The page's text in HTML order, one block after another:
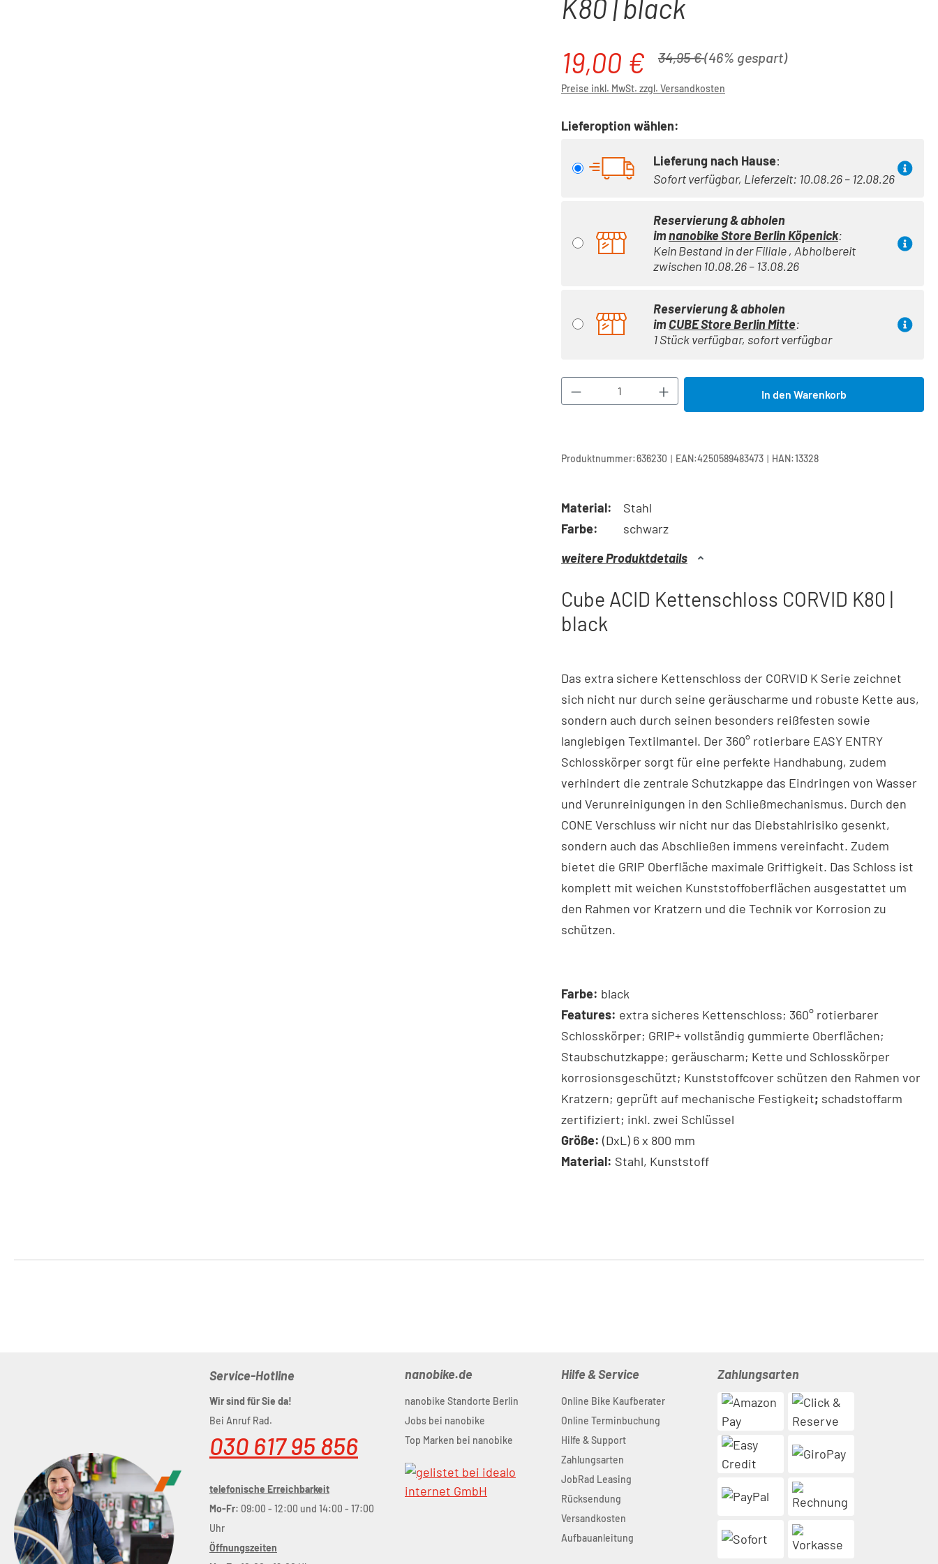
K80 | black
Verkaufspreis:
19,00 € Regulärer Preis:
34,95 €(46% gespart)
Preise inkl. MwSt. zzgl. Versandkosten
Lieferoption wählen:
Lieferung nach Hause:
Sofort verfügbar, Lieferzeit: 10.08.26 – 12.08.26
Reservierung & abholen
imnanobike Store Berlin Köpenick:
Kein Bestand in der Filiale , Abholbereit
zwischen 10.08.26 – 13.08.26
Reservierung & abholen
imCUBE Store Berlin Mitte:
1 Stück verfügbar, sofort verfügbar
Produkt Anzahl: Gib den gewünschten Wert ein
In den Warenkorb
Produktnummer:636230 | EAN:4250589483473 | HAN:13328
Material:
Stahl
Farbe:
schwarz
weitere Produktdetails
Cube ACID Kettenschloss CORVID K80 |
black
Das extra sichere Kettenschloss der CORVID K Serie zeichnet
sich nicht nur durch seine geräuscharme und robuste Kette aus,
sondern auch durch seinen besonders reißfesten sowie
langlebigen Textilmantel. Der 360° rotierbare EASY ENTRY
Schlosskörper sorgt für eine perfekte Handhabung, zudem
verhindert die zentrale Schutzkappe das Eindringen von Wasser
und Verunreinigungen in den Schließmechanismus. Durch den
CONE Verschluss wir nicht nur das Diebstahlrisiko gesenkt,
sondern auch das Abschließen immens vereinfacht. Zudem
bietet die GRIP Oberfläche maximale Griffigkeit. Das Schloss ist
komplett mit weichen Kunststoffoberflächen ausgestattet um
den Rahmen vor Kratzern und die Technik vor Korrosion zu
schützen.
Farbe: black
Features: extra sicheres Kettenschloss; 360° rotierbarer
Schlosskörper; GRIP+ vollständig gummierte Oberflächen;
Staubschutzkappe; geräuscharm; Kette und Schlosskörper
korrosionsgeschützt; Kunststoffcover schützen den Rahmen vor
Kratzern; geprüft auf mechanische Festigkeit; schadstoffarm
zertifiziert; inkl. zwei Schlüssel
Größe: (DxL) 6 x 800 mm
Material: Stahl, Kunststoff
Service-Hotline
Wir sind für Sie da!
Bei Anruf Rad.
030 617 95 856
telefonische Erreichbarkeit
Mo-Fr: 09:00 - 12:00 und 14:00 - 17:00
Uhr
Öffnungszeiten
nanobike.de
nanobike Standorte Berlin
Jobs bei nanobike
Top Marken bei nanobike
Hilfe & Service
Online Bike Kaufberater
Online Terminbuchung
Hilfe & Support
Zahlungsarten
JobRad Leasing
Rücksendung
Versandkosten
Aufbauanleitung
Zahlungsarten